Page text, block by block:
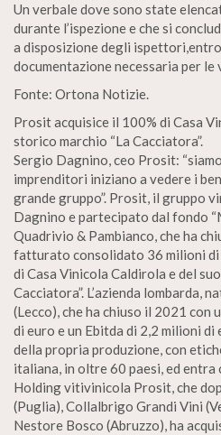
Un verbale dove sono state
durante l’ispezione e che si
a disposizione degli
documentazione necessaria per le
Fonte: Ortona Notizie.
Prosit acquisice il 100% di Casa
storico marchio “La Cacciatora”.
Sergio Dagnino, ceo Prosit:
imprenditori iniziano a vedere i
grande gruppo”. Prosit, il gruppo
Dagnino e partecipato dal fondo
Quadrivio & Pambianco, che ha
fatturato consolidato 36 milioni di
di Casa Vinicola Caldirola e del
Cacciatora”. L’azienda lombarda,
(Lecco), che ha chiuso il 2021
di euro e un Ebitda di 2,2 milioni di
della propria produzione, con
italiana, in oltre 60 paesi, ed
Holding vitivinicola Prosit, che
(Puglia), Collalbrigo Grandi Vini
Nestore Bosco (Abruzzo), ha